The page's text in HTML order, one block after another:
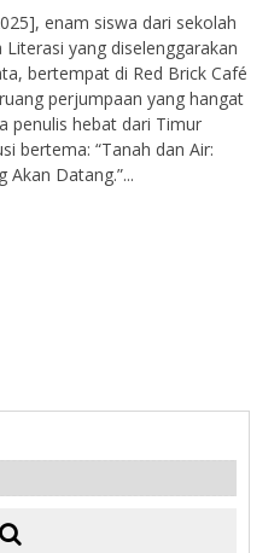
enam siswa dari sekolah
yang diselenggarakan
bertempat di Red Brick Café
perjumpaan yang hangat
penulis hebat dari Timur
bertema: “Tanah dan Air:
Akan Datang.”...